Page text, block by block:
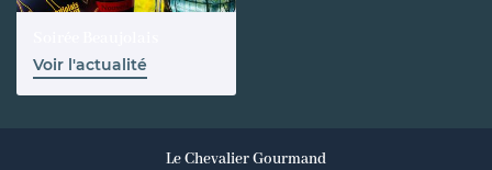
Voir l'actualité
Le Chevalier Gourmand